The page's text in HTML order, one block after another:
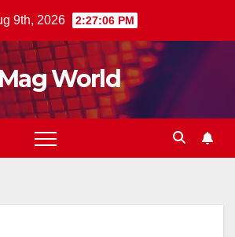
9th, 2026 2:27:07 PM
World